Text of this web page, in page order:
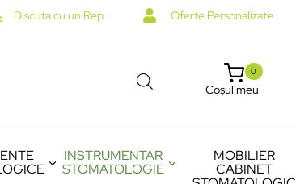
Discuta cu un Rep Oferte Personalizate
Coșul meu
0
INSTRUMENTAR
STOMATOLOGIE
MOBILIER
CABINET